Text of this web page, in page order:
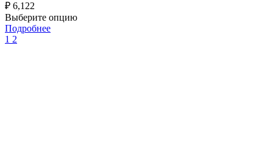
₽ 6,122
Выберите опцию
Подробнее
1 2